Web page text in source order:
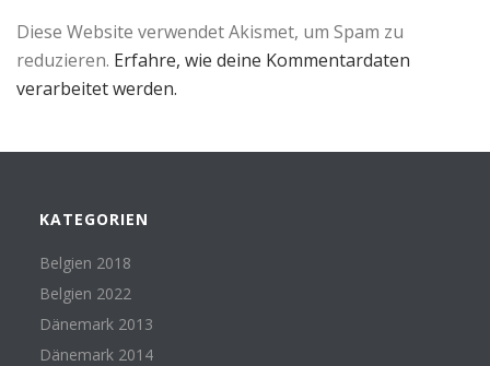
Diese Website verwendet Akismet, um Spam zu
reduzieren. Erfahre, wie deine Kommentardaten
verarbeitet werden.
KATEGORIEN
Belgien 2018
Belgien 2022
Dänemark 2013
Dänemark 2014